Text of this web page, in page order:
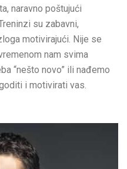
naravno poštujući
su zabavni,
motivirajući. Nije se
nam svima
“nešto novo” ili nađemo
i motivirati vas.